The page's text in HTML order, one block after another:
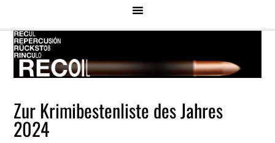
Zur Krimibestenliste des Jahres
2024